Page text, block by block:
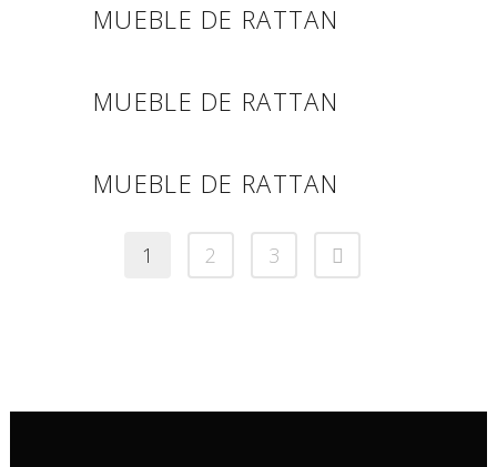
MUEBLE DE RATTAN
MUEBLE DE RATTAN
MUEBLE DE RATTAN
1 2 3